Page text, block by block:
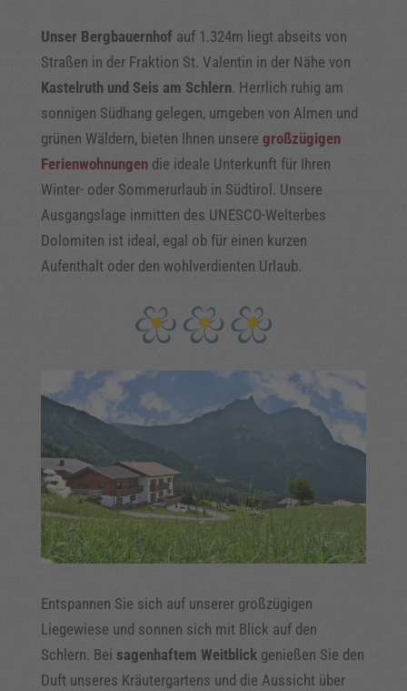
Unser Bergbauernhof auf 1.324m liegt abseits von
Straßen in der Fraktion St. Valentin in der Nähe von
Kastelruth und Seis am Schlern. Herrlich ruhig am
sonnigen Südhang gelegen, umgeben von Almen und
grünen Wäldern, bieten Ihnen unsere großzügigen
Ferienwohnungendie ideale Unterkunft für Ihren
Winter- oder Sommerurlaub in Südtirol. Unsere
Ausgangslage inmitten des UNESCO-Welterbes
Dolomiten ist ideal, egal ob für einen kurzen
Aufenthalt oder den wohlverdienten Urlaub.
Entspannen Sie sich auf unserer großzügigen
Liegewiese und sonnen sich mit Blick auf den
Schlern. Bei sagenhaftem Weitblickgenießen Sie den
Duft unseres Kräutergartens und die Aussicht über